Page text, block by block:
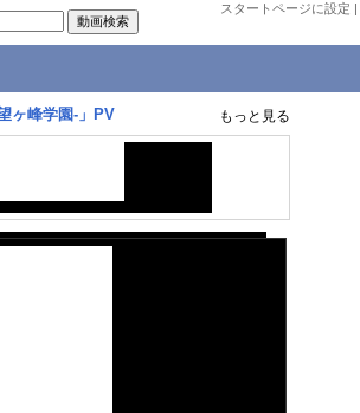
スタートページに設定 |
ヶ峰学園-」PV もっと見る